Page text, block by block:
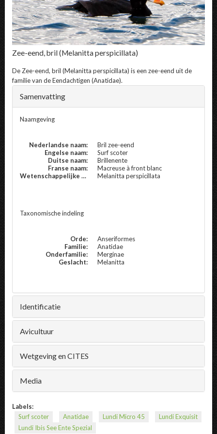
Zee-eend, bril(Melanitta perspicillata)
De Zee-eend, bril (Melanitta perspicillata) is een zee-eend uit de
familie van de Eendachtigen (Anatidae).
Samenvatting
Naamgeving
Nederlandse naam:
Bril zee-eend
Engelse naam:
Surf scoter
Duitse naam:
Brillenente
Franse naam:
Macreuse à front blanc
Wetenschappelijke naam:
Melanitta perspicillata
Taxonomische indeling
Orde:
Anseriformes
Familie:
Anatidae
Onderfamilie:
Merginae
Geslacht:
Melanitta
Identificatie
Avicultuur
Wetgeving en CITES
Media
Labels:
Surf scoter
Anatidae Lundi Micro 45
Lundi Exquisit
Lundi Ibis See Ente Spezial